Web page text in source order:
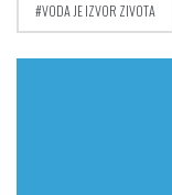
VODA JE IZVOR ZIVOTA